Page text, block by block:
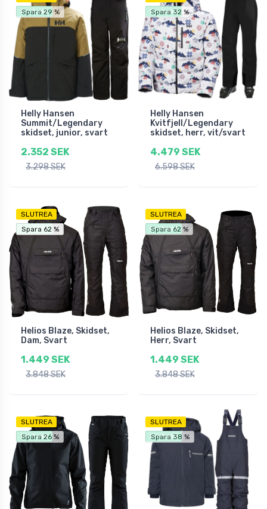
Fri frakt
Spara 29 %
Helly Hansen
Summit/Legendary
skidset, junior, svart
2.352 SEK
3.298 SEK
Fri frakt
Spara 32 %
Helly Hansen
Kvitfjell/Legendary
skidset, herr, vit/svart
4.479 SEK
6.598 SEK
SLUTREA
Fri frakt
Spara 62 %
Spara 62 %
Helios Blaze, Skidset,
Dam, Svart
1.449 SEK
3.848 SEK
SLUTREA
Fri frakt
Spara 62 %
Helios Blaze, Skidset,
Herr, Svart
1.449 SEK
3.848 SEK
SLUTREA
Fri frakt
Spara 26 %
SLUTREA
Fri frakt
Spara 38 %